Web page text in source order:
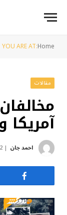
YOU ARE AT:Home
مقالات
آمریکا
احمد جان 12